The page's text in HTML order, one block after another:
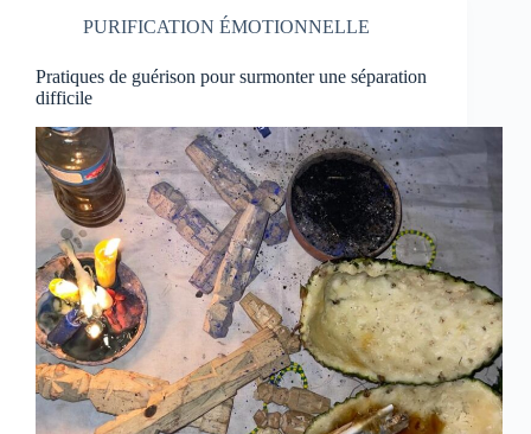
PURIFICATION ÉMOTIONNELLE
Pratiques de guérison pour surmonter une séparation
difficile